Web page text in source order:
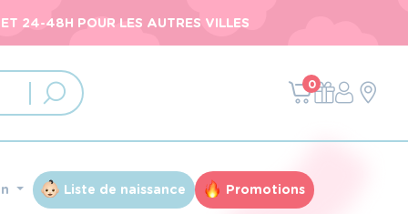
24-48H POUR LES AUTRES VILLES
0
Liste de naissance Promotions